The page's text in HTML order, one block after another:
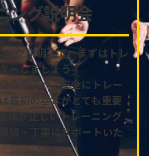
ング説明会
グ説明会で、まずはトレ
ーしましょう！
う方法や、安全にトレー
最初の基本がとても重要
様が正しいトレーニング
切・丁寧にサポートいた